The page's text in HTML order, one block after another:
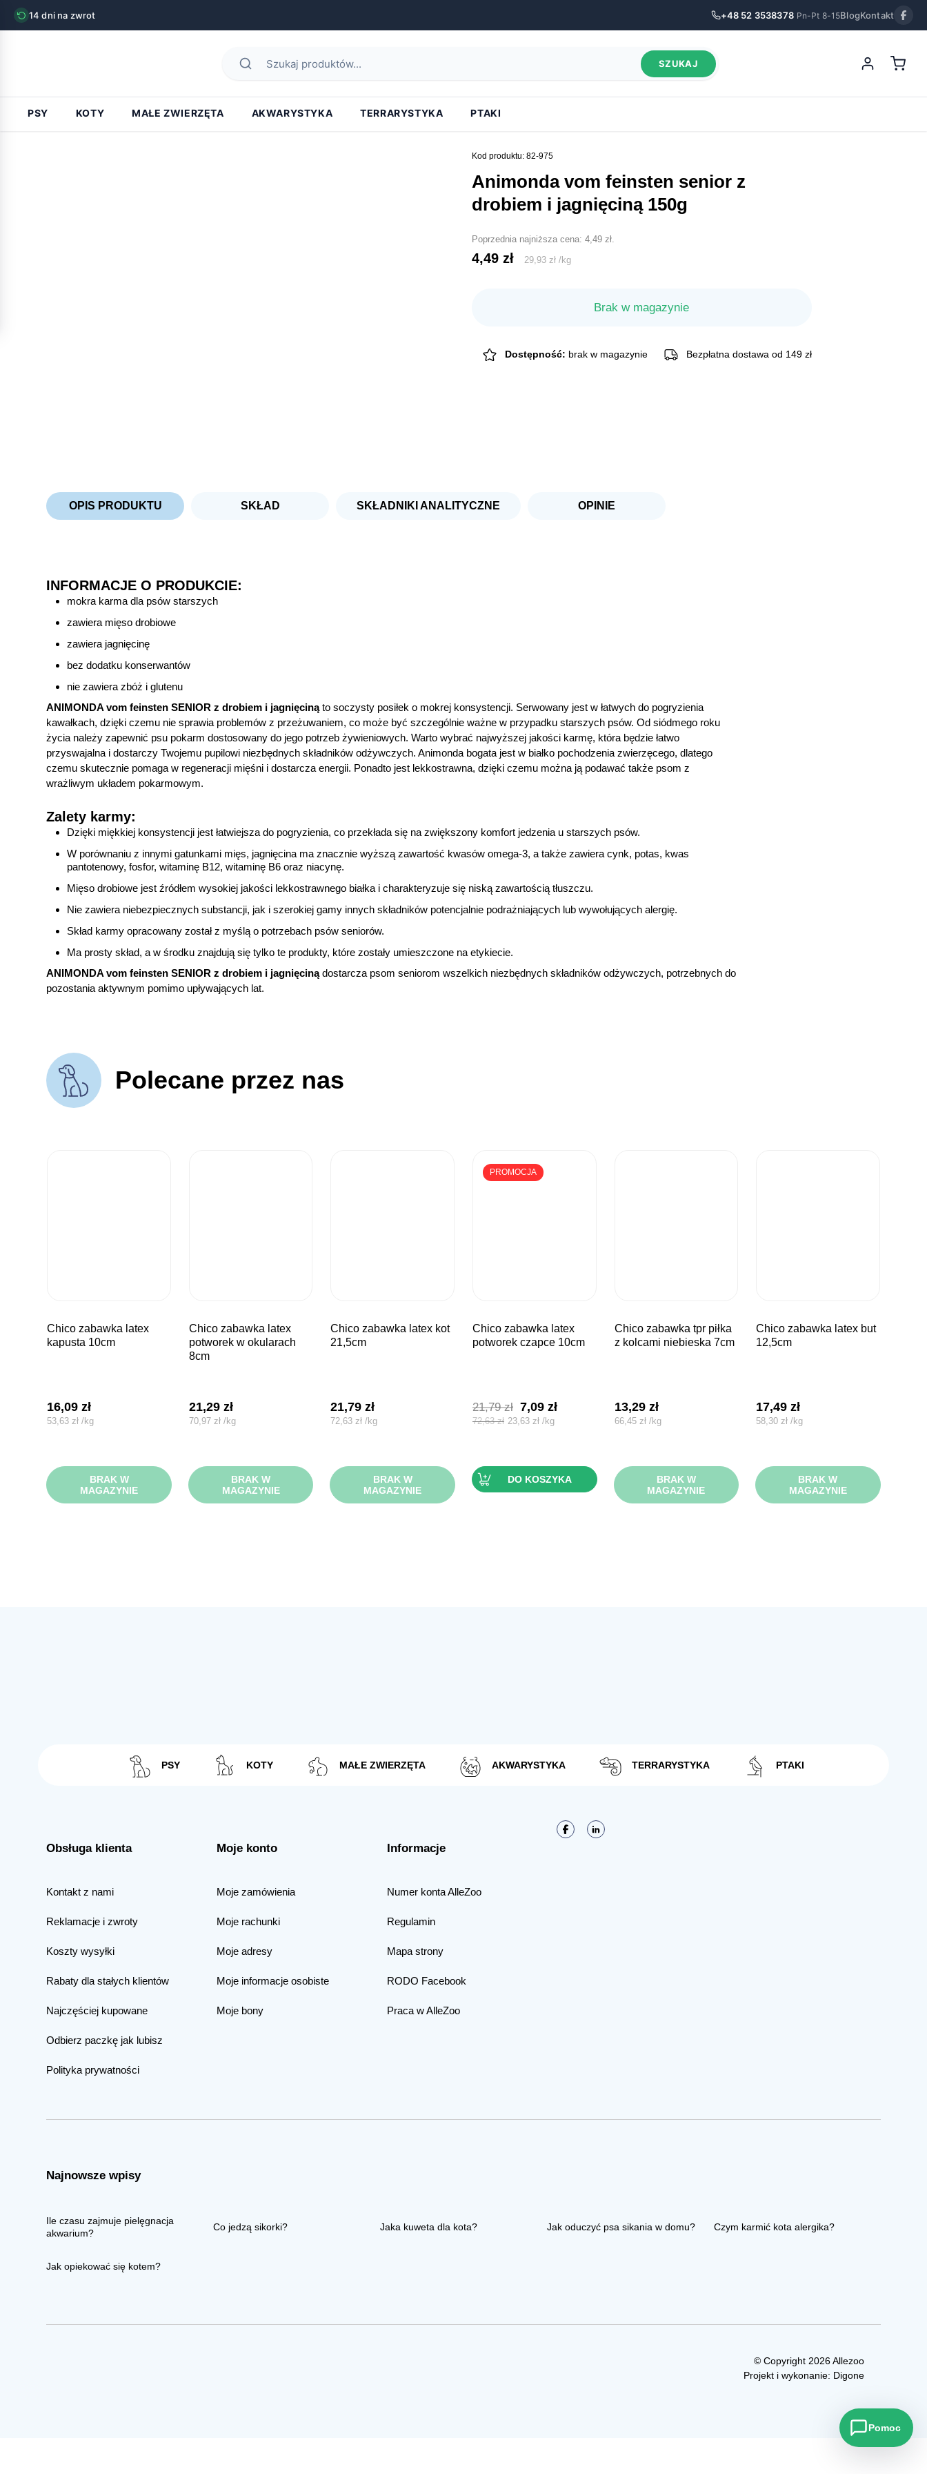
14 dni na zwrot +48 52 3538378 Pn-Pt 8-15BlogKontakt
SZUKAJ
PSY KOTY MAŁE ZWIERZĘTA AKWARYSTYKA TERRARYSTYKA PTAKI
Kod produktu: 82-975
animonda vom feinsten senior z
drobiem i jagnięciną 150g
Poprzednia najniższa cena: 4,49 zł.
4,49 zł 29,93 zł /kg
Brak w magazynie
Dostępność: brak w magazynie Bezpłatna dostawa od 149 zł
OPIS PRODUKTU SKŁAD SKŁADNIKI ANALITYCZNE OPINIE
INFORMACJE O PRODUKCIE:
mokra karma dla psów starszych
zawiera mięso drobiowe
zawiera jagnięcinę
bez dodatku konserwantów
nie zawiera zbóż i glutenu
ANIMONDA vom feinsten SENIOR z drobiem i jagnięcinąto soczysty posiłek o mokrej konsystencji. Serwowany jest w łatwych do pogryzienia
kawałkach, dzięki czemu nie sprawia problemów z przeżuwaniem, co może być szczególnie ważne w przypadku starszych psów. Od siódmego roku
życia należy zapewnić psu pokarm dostosowany do jego potrzeb żywieniowych. Warto wybrać najwyższej jakości karmę, która będzie łatwo
przyswajalna i dostarczy Twojemu pupilowi niezbędnych składników odżywczych. Animonda bogata jest w białko pochodzenia zwierzęcego, dlatego
czemu skutecznie pomaga w regeneracji mięśni i dostarcza energii. Ponadto jest lekkostrawna, dzięki czemu można ją podawać także psom z
wrażliwym układem pokarmowym.
Zalety karmy:
Dzięki miękkiej konsystencji jest łatwiejsza do pogryzienia, co przekłada się na zwiększony komfort jedzenia u starszych psów.
W porównaniu z innymi gatunkami mięs, jagnięcina ma znacznie wyższą zawartość kwasów omega-3, a także zawiera cynk, potas, kwas
pantotenowy, fosfor, witaminę B12, witaminę B6 oraz niacynę.
Mięso drobiowe jest źródłem wysokiej jakości lekkostrawnego białka i charakteryzuje się niską zawartością tłuszczu.
Nie zawiera niebezpiecznych substancji, jak i szerokiej gamy innych składników potencjalnie podrażniających lub wywołujących alergię.
Skład karmy opracowany został z myślą o potrzebach psów seniorów.
Ma prosty skład, a w środku znajdują się tylko te produkty, które zostały umieszczone na etykiecie.
ANIMONDA vom feinsten SENIOR z drobiem i jagnięcinądostarcza psom seniorom wszelkich niezbędnych składników odżywczych, potrzebnych do
pozostania aktywnym pomimo upływających lat.
Polecane przez nas
chico zabawka latex
kapusta 10cm
16,09zł
53,63zł /kg
BRAK W
MAGAZYNIE
chico zabawka latex
potworek w okularach
8cm
21,29 zł
70,97 zł /kg
BRAK W
MAGAZYNIE
chico zabawka latex kot
21,5cm
21,79zł
72,63zł /kg
BRAK W
MAGAZYNIE
PROMOCJA
chico zabawka latex
potworek czapce 10cm
21,79zł Pierwotna
cena
7,09 złAktualna
72,63zł 23,63 zł /kg
DO KOSZYKA
chico zabawka tpr piłka
z kolcami niebieska 7cm
13,29 zł
66,45 zł /kg
BRAK W
MAGAZYNIE
chico zabawka latex but
12,5cm
17,49zł
58,30zł /kg
BRAK W
MAGAZYNIE
PSY KOTY MAŁE ZWIERZĘTA AKWARYSTYKA TERRARYSTYKA PTAKI
Obsługa klienta
Kontakt z nami
Reklamacje i zwroty
Koszty wysyłki
Rabaty dla stałych klientów
Najczęściej kupowane
Odbierz paczkę jak lubisz
Polityka prywatności
Moje konto
Moje zamówienia
Moje rachunki
Moje adresy
Moje informacje osobiste
Moje bony
Informacje
Numer konta AlleZoo
Regulamin
Mapa strony
RODO Facebook
Praca w AlleZoo
Najnowsze wpisy
Ile czasu zajmuje pielęgnacja
akwarium?
Co jedzą sikorki? Jaka kuweta dla kota? Jak oduczyć psa sikania w domu? Czym karmić kota alergika?
Jak opiekować się kotem?
© Copyright 2026 Allezoo
Projekt i wykonanie: Digone
Pomoc